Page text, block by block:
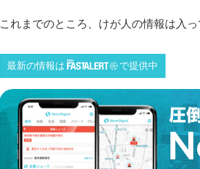
これまでのところ、けが人の情報は入
最新の情報は で提供中